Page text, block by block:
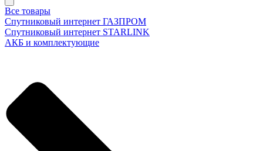
Все товары
Спутниковый интернет ГАЗПРОМ
Спутниковый интернет STARLINK
АКБ и комплектующие